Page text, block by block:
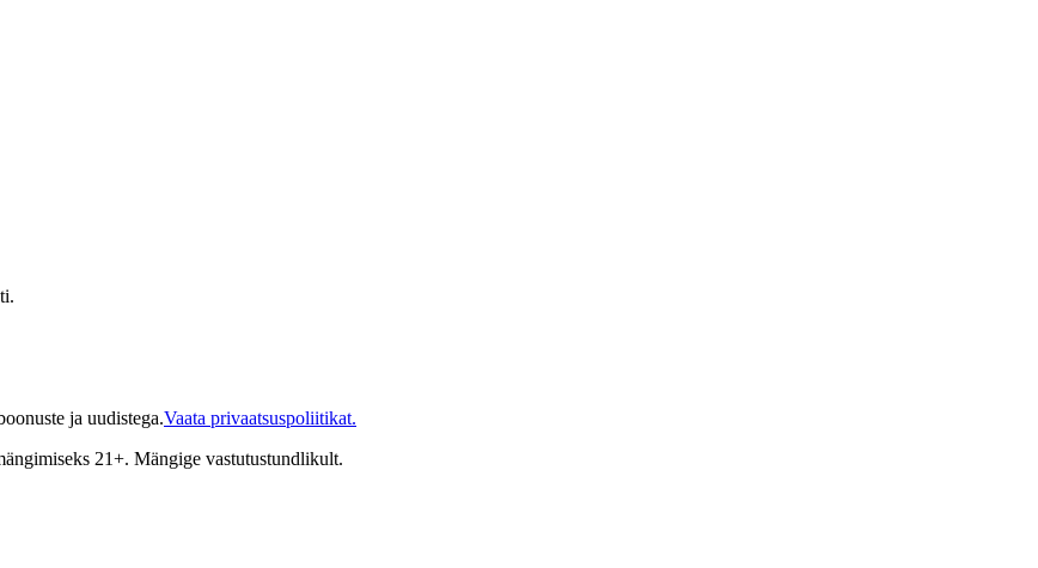
ja uudistega.Vaata privaatsuspoliitikat.
21+. Mängige vastutustundlikult.